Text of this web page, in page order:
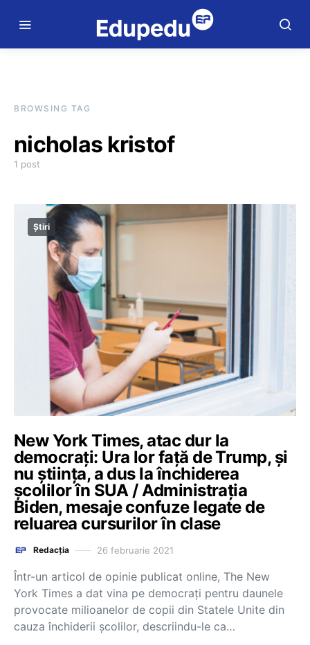
BROWSING TAG
nicholas kristof
1 post
Știri
New York Times, atac dur la
democrați: Ura lor față de Trump, și
nu știința, a dus la închiderea
școlilor în SUA / Administrația
Biden, mesaje confuze legate de
reluarea cursurilor în clase
Redacția 26 februarie 2021
Într-un articol de opinie publicat online, The New
York Times a dat vina pe democrați pentru daunele
provocate milioanelor de copii din Statele Unite din
cauza închiderii școlilor, descriindu-le ca…